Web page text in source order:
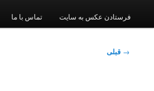
فرستادن عکس به سایت تماس با ما
ناوبری
→ قبلی